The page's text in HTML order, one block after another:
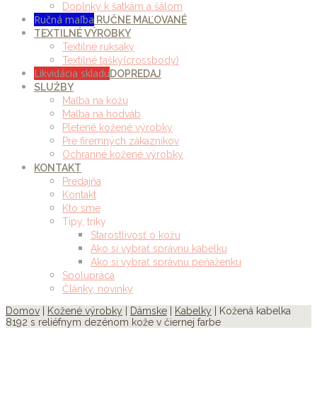
Doplnky k šatkám a šálom
Ručná maľba RUČNE MAĽOVANÉ
TEXTILNÉ VÝROBKY
Textilné ruksaky
Textilné tašky(crossbody)
Likvidácia skladuDOPREDAJ
SLUŽBY
Maľba na kožu
Maľba na hodváb
Pletené kožené výrobky
Pre firemných zákazníkov
Ochranné kožené výrobky
KONTAKT
Predajňa
Kontakt
Kto sme
Tipy, triky
Starostlivosť o kožu
Ako si vybrať správnu kabelku
Ako si vybrať správnu peňaženku
Spolupráca
Články, novinky
Domov
Kožené výrobky Dámske Kabelky | Kožená kabelka
8192 s reliéfnym dezénom kože v čiernej farbe